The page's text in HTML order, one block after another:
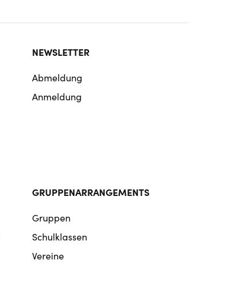
NEWSLETTER
Abmeldung
Anmeldung
GRUPPENARRANGEMENTS
Gruppen
Schulklassen
Vereine